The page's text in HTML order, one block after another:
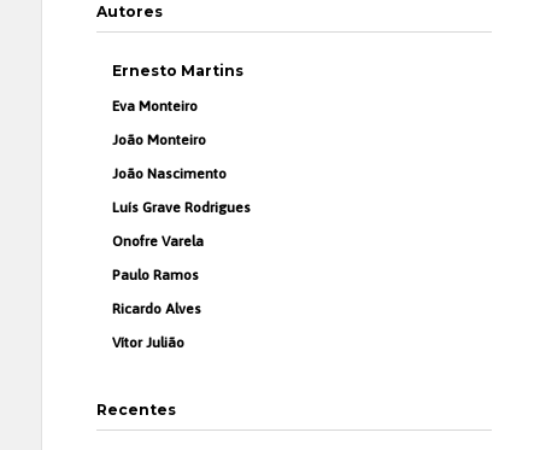
Autores
Ernesto Martins
Eva Monteiro
João Monteiro
João Nascimento
Luís Grave Rodrigues
Onofre Varela
Paulo Ramos
Ricardo Alves
Vítor Julião
Recentes